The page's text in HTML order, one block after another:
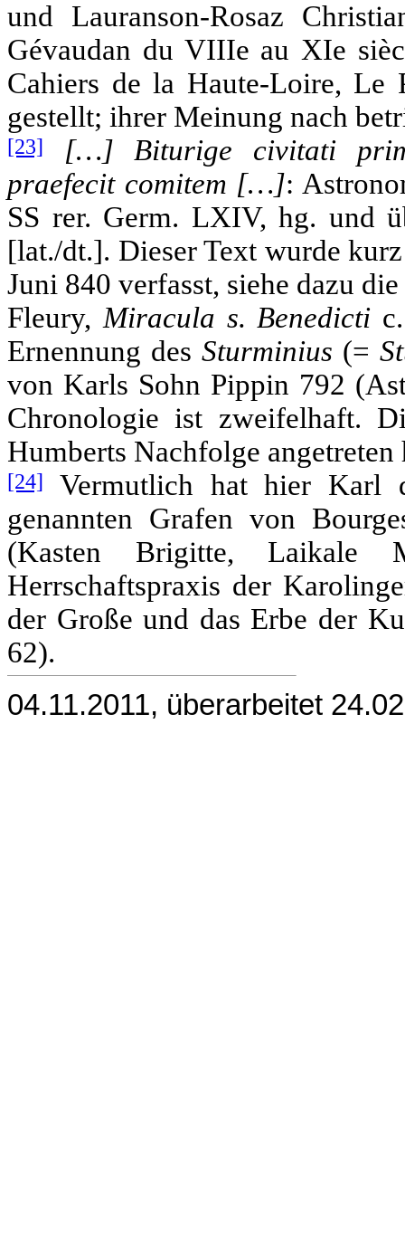
und Lauranson-Rosaz
Gévaudan du VIIIe au XIe
Cahiers de la Haute-Loire, Le
gestellt; ihrer Meinung nach
[23]
[…] Biturige civitati
praefecit comitem […]:
SS rer. Germ. LXIV, hg. und
[lat./dt.]. Dieser Text wurde
Juni 840 verfasst, siehe dazu
Fleury, Miracula s. Benedicti
Ernennung des Sturminius (=
von Karls Sohn Pippin 792
Chronologie ist zweifelhaft.
Humberts Nachfolge angetreten
[24]
Vermutlich hat hier Karl
genannten Grafen von
(Kasten Brigitte, Laikale
Herrschaftspraxis der
der Große und das Erbe der
62).
04.11.2011, überarbeitet